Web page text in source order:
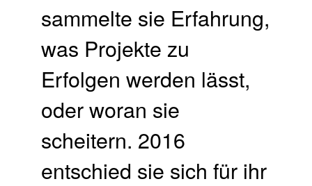
sammelte sie Erfahrung,
was Projekte zu
Erfolgen werden lässt,
oder woran sie
scheitern. 2016
entschied sie sich für ihr